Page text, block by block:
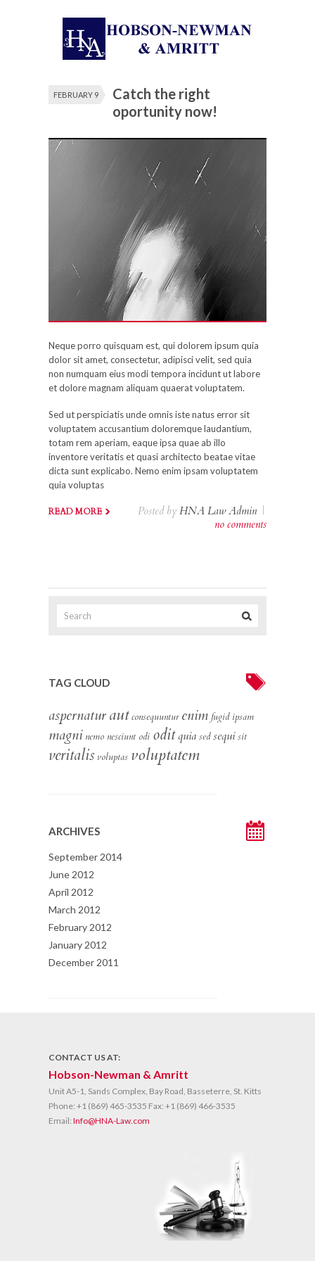
FEBRUARY 9
Catch the right
oportunity now!
Neque porro quisquam est, qui dolorem ipsum quia
dolor sit amet, consectetur, adipisci velit, sed quia
non numquam eius modi tempora incidunt ut labore
et dolore magnam aliquam quaerat voluptatem.
Sed ut perspiciatis unde omnis iste natus error sit
voluptatem accusantium doloremque laudantium,
totam rem aperiam, eaque ipsa quae ab illo
inventore veritatis et quasi architecto beatae vitae
dicta sunt explicabo. Nemo enim ipsam voluptatem
quia voluptas
READ MORE Posted by HNA Law Admin |
no comments
TAG CLOUD
aspernaturaut consequuntur enim fugid ipsam
magni nemo nesciunt odi oditquia sed sequi sit
veritalis voluptas voluptatem
ARCHIVES
September 2014
June 2012
April 2012
March 2012
February 2012
January 2012
December 2011
CONTACT US AT:
Hobson-Newman & Amritt
Unit A5-1, Sands Complex, Bay Road, Basseterre, St. Kitts
Phone: +1 (869) 465-3535 Fax: +1 (869) 466-3535
Email: Info@HNA-Law.com